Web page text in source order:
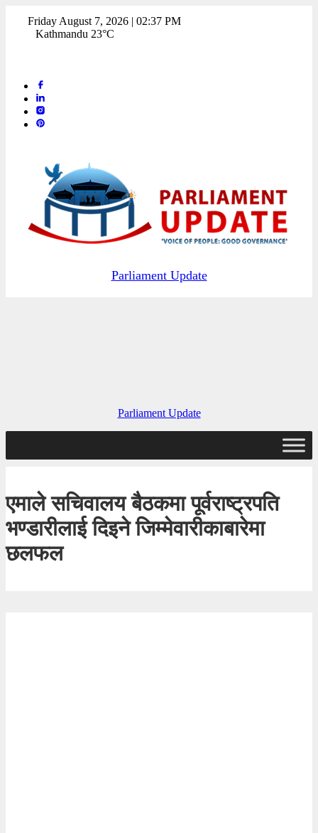
Friday August 7, 2026 | 02:37 PM
Kathmandu 23°C
Parliament Update
Parliament Update
एमाले सचिवालय बैठकमा पूर्वराष्ट्रपति
भण्डारीलाई दिइने जिम्मेवारीकाबारेमा
छलफल